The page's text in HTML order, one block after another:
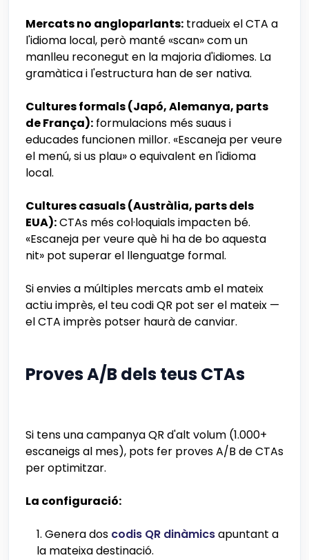
Mercats no angloparlants: tradueix el CTA a
l'idioma local, però manté «scan» com un
manlleu reconegut en la majoria d'idiomes. La
gramàtica i l'estructura han de ser nativa.
Cultures formals (Japó, Alemanya, parts
de França): formulacions més suaus i
educades funcionen millor. «Escaneja per veure
el menú, si us plau» o equivalent en l'idioma
local.
Cultures casuals (Austràlia, parts dels
EUA):CTAs més col·loquials impacten bé.
«Escaneja per veure què hi ha de bo aquesta
nit» pot superar el llenguatge formal.
Si envies a múltiples mercats amb el mateix
actiu imprès, el teu codi QR pot ser el mateix —
el CTA imprès potser haurà de canviar.
Proves A/B dels teus CTAs
Si tens una campanya QR d'alt volum (1.000+
escaneigs al mes), pots fer proves A/B de CTAs
per optimitzar.
La configuració:
Genera dos codis QR dinàmicsapuntant a
la mateixa destinació.